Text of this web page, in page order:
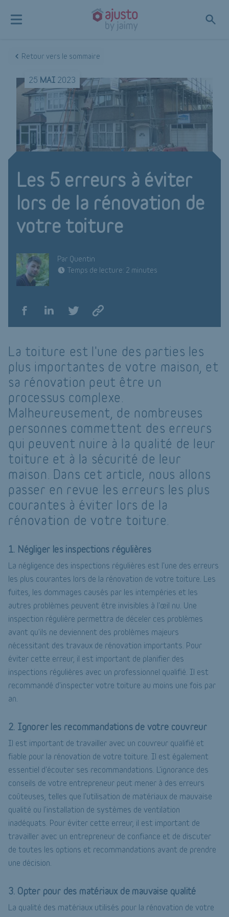
Retour vers le sommaire
25 MAI 2023
Les 5 erreurs à éviter
lors de la rénovation de
votre toiture
Par Quentin
Temps de lecture: 2 minutes
La toiture est l'une des parties les
plus importantes de votre maison, et
sa rénovation peut être un
processus complexe.
Malheureusement, de nombreuses
personnes commettent des erreurs
qui peuvent nuire à la qualité de leur
toiture et à la sécurité de leur
maison. Dans cet article, nous allons
passer en revue les erreurs les plus
courantes à éviter lors de la
rénovation de votre toiture.
1. Négliger les inspections régulières
La négligence des inspections régulières est l'une des erreurs
les plus courantes lors de la rénovation de votre toiture. Les
fuites, les dommages causés par les intempéries et les
autres problèmes peuvent être invisibles à l'œil nu. Une
inspection régulière permettra de déceler ces problèmes
avant qu'ils ne deviennent des problèmes majeurs
nécessitant des travaux de rénovation importants. Pour
éviter cette erreur, il est important de planifier des
inspections régulières avec un professionnel qualifié. Il est
recommandé d'inspecter votre toiture au moins une fois par
an.
2. Ignorer les recommandations de votre couvreur
Il est important de travailler avec un couvreur qualifié et
fiable pour la rénovation de votre toiture. Il est également
essentiel d'écouter ses recommandations. L'ignorance des
conseils de votre entrepreneur peut mener à des erreurs
coûteuses, telles que l'utilisation de matériaux de mauvaise
qualité ou l'installation de systèmes de ventilation
inadéquats. Pour éviter cette erreur, il est important de
travailler avec un entrepreneur de confiance et de discuter
de toutes les options et recommandations avant de prendre
une décision.
3. Opter pour des matériaux de mauvaise qualité
La qualité des matériaux utilisés pour la rénovation de votre